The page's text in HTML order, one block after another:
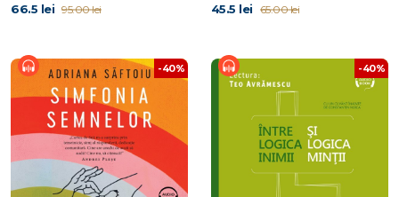
66.5 lei 95.00 lei 45.5 lei 65.00 lei
-40% -40%